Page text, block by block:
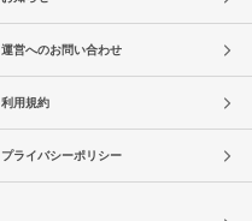
運営へのお問い合わせ
利用規約
プライバシーポリシー